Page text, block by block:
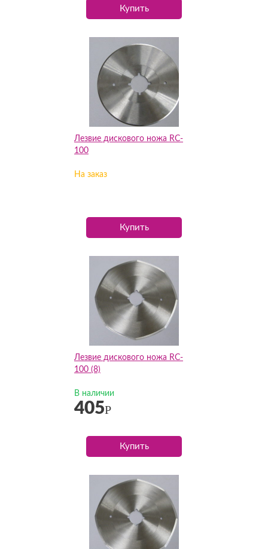
Купить
Лезвие дискового ножа RC-
100
На заказ
Купить
Лезвие дискового ножа RC-
100 (8)
В наличии
405Р
Купить